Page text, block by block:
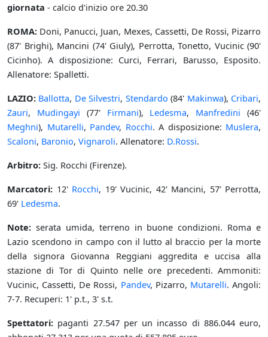
giornata - calcio d'inizio ore 20.30
ROMA: Doni, Panucci, Juan, Mexes, Cassetti, De Rossi, Pizarro
(87' Brighi), Mancini (74' Giuly), Perrotta, Tonetto, Vucinic (90'
Cicinho). A disposizione: Curci, Ferrari, Barusso, Esposito.
Allenatore: Spalletti.
LAZIO: Ballotta, De Silvestri, Stendardo (84' Makinwa), Cribari,
Zauri, Mudingayi (77' Firmani), Ledesma, Manfredini (46'
Meghni), Mutarelli, Pandev, Rocchi. A disposizione: Muslera,
Scaloni, Baronio, Vignaroli. Allenatore: D.Rossi.
Arbitro: Sig. Rocchi (Firenze).
Marcatori: 12' Rocchi, 19' Vucinic, 42' Mancini, 57' Perrotta,
69' Ledesma.
Note: serata umida, terreno in buone condizioni. Roma e
Lazio scendono in campo con il lutto al braccio per la morte
della signora Giovanna Reggiani aggredita e uccisa alla
stazione di Tor di Quinto nelle ore precedenti. Ammoniti:
Vucinic, Cassetti, De Rossi, Pandev, Pizarro, Mutarelli. Angoli:
7-7. Recuperi: 1' p.t., 3' s.t.
Spettatori: paganti 27.547 per un incasso di 886.044 euro,